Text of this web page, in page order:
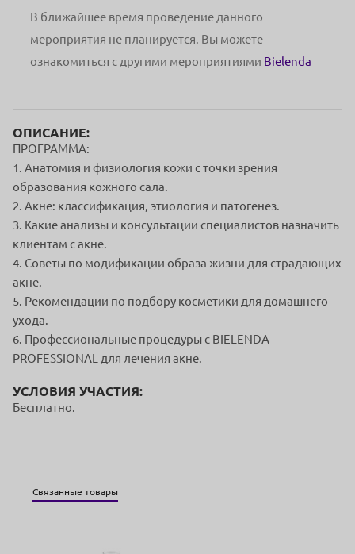
В ближайшее время проведение данного
мероприятия не планируется. Вы можете
ознакомиться с другими мероприятиями Bielenda
ОПИСАНИЕ:
ПРОГРАММА:
1. Анатомия и физиология кожи с точки зрения
образования кожного сала.
2. Акне: классификация, этиология и патогенез.
3. Какие анализы и консультации специалистов назначить
клиентам с акне.
4. Советы по модификации образа жизни для страдающих
акне.
5. Рекомендации по подбору косметики для домашнего
ухода.
6. Профессиональные процедуры с BIELENDA
PROFESSIONAL для лечения акне.
УСЛОВИЯ УЧАСТИЯ:
Бесплатно.
Связанные товары